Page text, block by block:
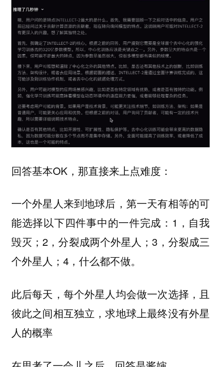
回答基本OK，那直接来上点难度：
一个外星人来到地球后，第一天有相等的可
能选择以下四件事中的一件完成：1，自我
毁灭；2，分裂成两个外星人；3，分裂成三
个外星人；4，什么都不做。
此后每天，每个外星人均会做一次选择，且
彼此之间相互独立，求地球上最终没有外星
人的概率